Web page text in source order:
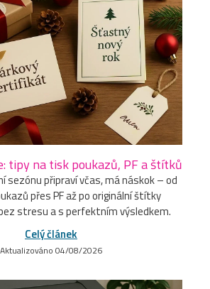
tipy na tisk poukazů, PF a štítků
sezónu připraví včas, má náskok – od
přes PF až po originální štítky
stresu a s perfektním výsledkem.
Celý článek
Aktualizováno 04/08/2026